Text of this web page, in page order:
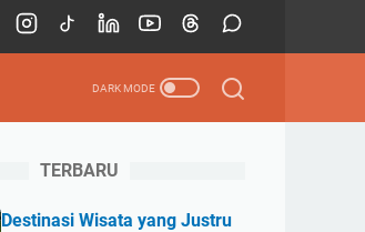
TERBARU
Destinasi Wisata yang Justru